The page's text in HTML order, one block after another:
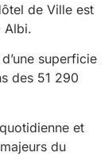
de Ville est
Albi.
superficie
des 51 290
et
du